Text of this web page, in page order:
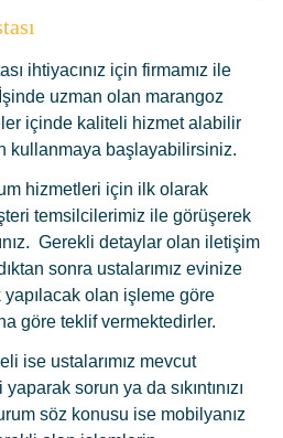
ihtiyacınız için firmamız ile
uzman olan marangoz
içinde kaliteli hizmet alabilir
kullanmaya başlayabilirsiniz.
hizmetleri için ilk olarak
temsilcilerimiz ile görüşerek
Gerekli detaylar olan iletişim
sonra ustalarımız evinize
olan işleme göre
göre teklif vermektedirler.
ise ustalarımız mevcut
sorun ya da sıkıntınızı
söz konusu ise mobilyanız